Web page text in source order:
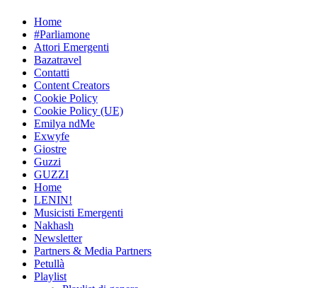
Skip
content
Home
#Parliamone
Attori Emergenti
Bazatravel
Contatti
Content Creators
Cookie Policy
Cookie Policy (UE)
Emilya ndMe
Exwyfe
Giostre
Guzzi
GUZZI
Home
LENIN!
Musicisti Emergenti
Nakhash
Newsletter
Partners & Media Partners
Petullà
Playlist